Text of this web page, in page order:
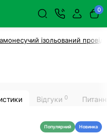
0
ізольований провід
Відгуки 0
Популярний Новинка